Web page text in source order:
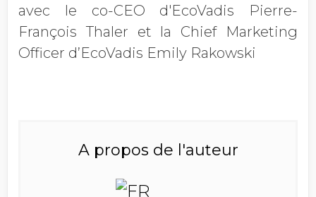
avec le co-CEO d'EcoVadis Pierre-
François Thaler et la Chief Marketing
Officer d’EcoVadis Emily Rakowski
A propos de l'auteur